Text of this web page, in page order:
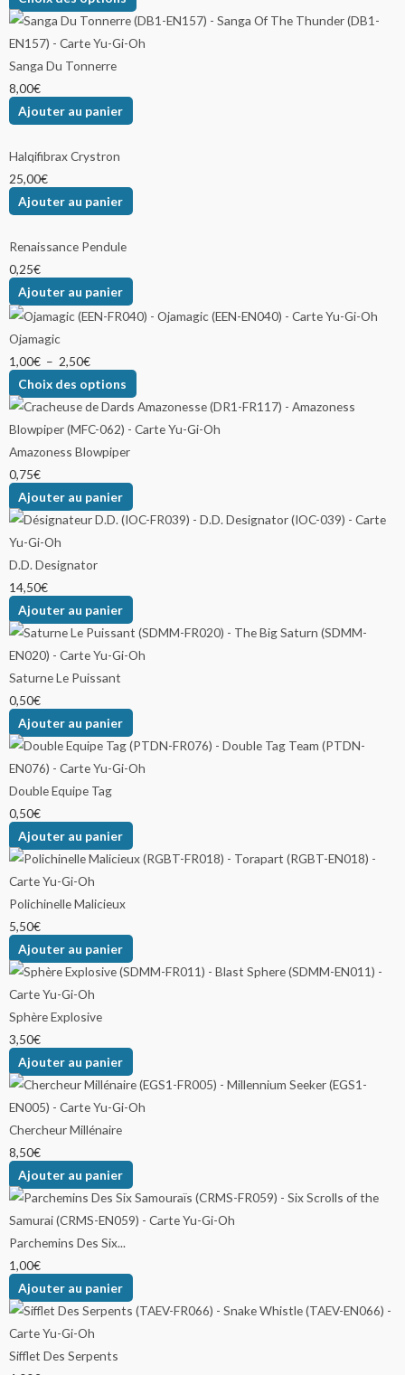
Sanga Du Tonnerre
8,00€
Ajouter au panier
Halqifibrax Crystron
25,00€
Ajouter au panier
Renaissance Pendule
0,25€
Ajouter au panier
Ojamagic
1,00€ – 2,50€
Choix des options
Amazoness Blowpiper
0,75€
Ajouter au panier
D.D. Designator
14,50€
Ajouter au panier
Saturne Le Puissant
0,50€
Ajouter au panier
Double Equipe Tag
0,50€
Ajouter au panier
Polichinelle Malicieux
5,50€
Ajouter au panier
Sphère Explosive
3,50€
Ajouter au panier
Chercheur Millénaire
8,50€
Ajouter au panier
Parchemins Des Six...
1,00€
Ajouter au panier
Sifflet Des Serpents